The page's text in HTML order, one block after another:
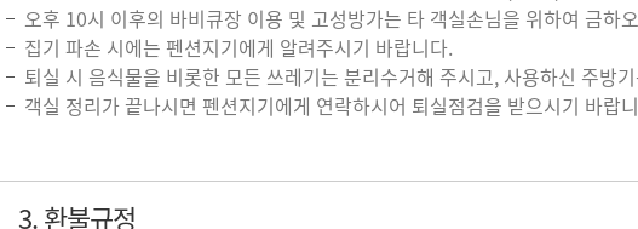
오후 10시 이후의 바비큐장 이용 및 고성방가는 타 객실손님을 위하여 금하
집기 파손 시에는 펜션지기에게 알려주시기 바랍니다.
퇴실 시 음식물을 비롯한 모든 쓰레기는 분리수거해 주시고, 사용하신 주방
객실 정리가 끝나시면 펜션지기에게 연락하시어 퇴실점검을 받으시기 바랍
3. 환불규정